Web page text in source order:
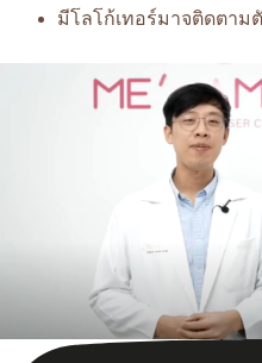
มีโลโก้เทอร์มาจติดตาม